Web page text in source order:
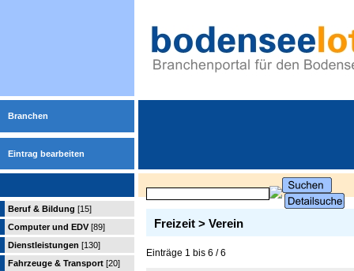
Branchen
Eintrag bearbeiten
Beruf & Bildung [15]
Computer und EDV [89]
Dienstleistungen [130]
Fahrzeuge & Transport [20]
Freizeit > Verein
Einträge 1 bis 6 / 6